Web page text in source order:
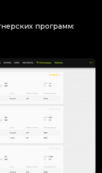
программ: